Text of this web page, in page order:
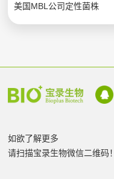
美国MBL公司定性菌株
如欲了解更多
请扫描宝录生物微信二维码！